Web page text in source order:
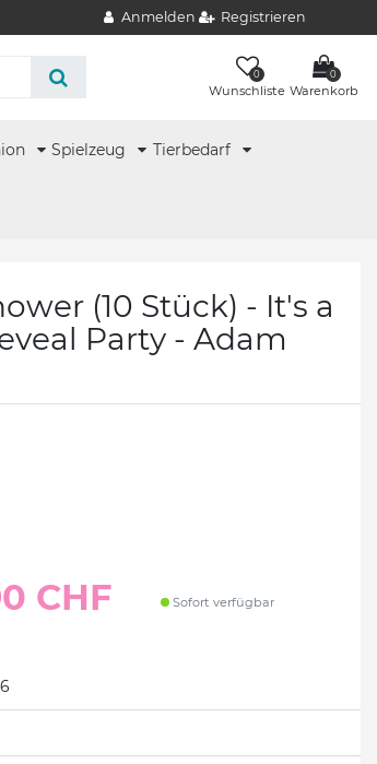
Anmelden Registrieren
0
Wunschliste
0
Warenkorb
Spielzeug Tierbedarf
(10 Stück) - It's a
Party - Adam
CHF Sofort verfügbar